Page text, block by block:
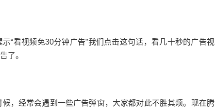
“看视频免30分钟广告”我们点击这句话，看几十秒的广告视
了。
，经常会遇到一些广告弹窗，大家都对此不胜其烦。现在腾